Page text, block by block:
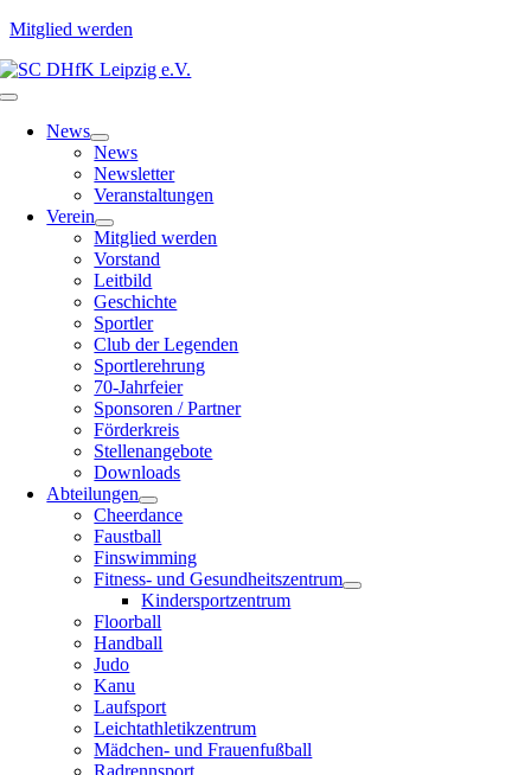
Mitglied werden
Zum
Inhalt
Toggle
NavigationNews
News
Newsletter
Veranstaltungen
Verein
Mitglied werden
Vorstand
Leitbild
Geschichte
Sportler
Club der Legenden
Sportlerehrung
70-Jahrfeier
Sponsoren / Partner
Förderkreis
Stellenangebote
Downloads
Abteilungen
Cheerdance
Faustball
Finswimming
Fitness- und Gesundheitszentrum
Kindersportzentrum
Floorball
Handball
Judo
Kanu
Laufsport
Leichtathletikzentrum
Mädchen- und Frauenfußball
Radrennsport